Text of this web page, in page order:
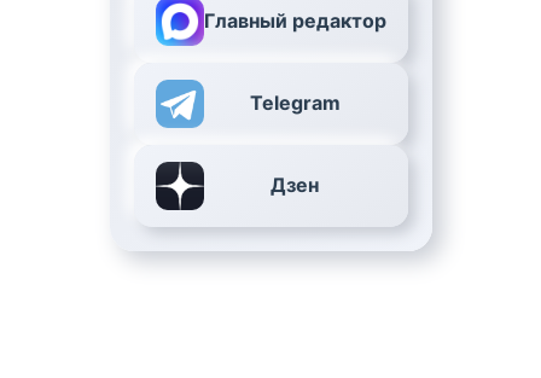
Главный редактор
Telegram
Дзен